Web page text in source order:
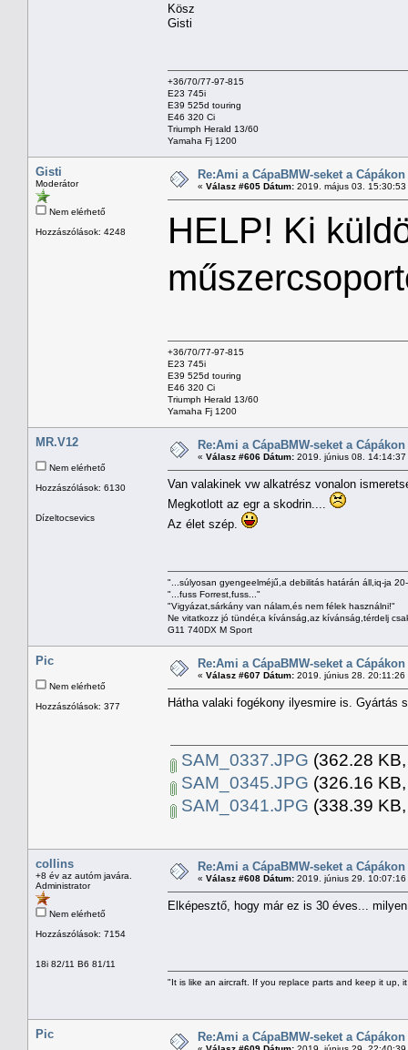
Kösz
Gisti
+36/70/77-97-815
E23 745i
E39 525d touring
E46 320 Ci
Triumph Herald 13/60
Yamaha Fj 1200
Gisti
Moderátor
Nem elérhető
Hozzászólások: 4248
Re:Ami a CápaBMW-seket a
« Válasz #605 Dátum: 2019. május 03. 15:30:53
HELP! Ki
+36/70/77-97-815
E23 745i
E39 525d touring
E46 320 Ci
Triumph Herald 13/60
Yamaha Fj 1200
MR.V12
Nem elérhető
Hozzászólások: 6130
Dízeltocsevics
Re:Ami a CápaBMW-seket a
« Válasz #606 Dátum: 2019. június 08. 14:14:37
Van valakinek vw alkatrész vonalon
Megkotlott az egr a skodrin....
Az élet szép.
"...súlyosan gyengeelméjű,a debilitás határán áll,iq-ja
"...fuss Forrest,fuss..."
"Vigyázat,sárkány van nálam,és nem félek használni!"
Ne vitatkozz jó tündér,a kívánság,az kívánság,térdelj
G11 740DX M Sport
Pic
Nem elérhető
Hozzászólások: 377
Re:Ami a CápaBMW-seket a
« Válasz #607 Dátum: 2019. június 28. 20:11:26
Hátha valaki fogékony ilyesmire is. Gyártás
SAM_0337.JPG (362.28
SAM_0345.JPG (326.16
SAM_0341.JPG (338.39
collins
+8 év az autóm javára.
Administrator
Nem elérhető
Hozzászólások: 7154
18i 82/11 B6 81/11
Re:Ami a CápaBMW-seket a
« Válasz #608 Dátum: 2019. június 29. 10:07:16
Elképesztő, hogy már ez is 30 éves...
"It is like an aircraft. If you replace parts and keep it up,
Pic Re:Ami a CápaBMW-seket a